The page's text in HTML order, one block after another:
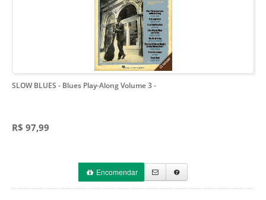
SLOW BLUES - Blues Play-Along Volume 3-
R$ 97,99
Encomendar